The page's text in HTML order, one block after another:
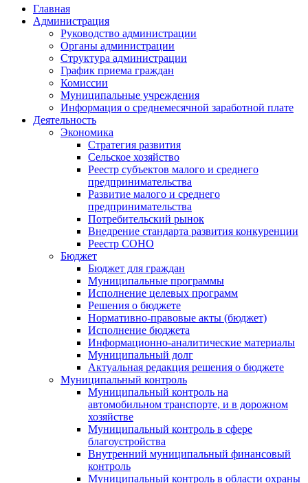
Главная
Администрация
Руководство администрации
Органы администрации
Структура администрации
График приема граждан
Комиссии
Муниципальные учреждения
Информация о среднемесячной заработной плате
Деятельность
Экономика
Стратегия развития
Сельское хозяйство
Реестр субъектов малого и среднего
предпринимательства
Развитие малого и среднего
предпринимательства
Потребительский рынок
Внедрение стандарта развития конкуренции
Реестр СОНО
Бюджет
Бюджет для граждан
Муниципальные программы
Исполнение целевых программ
Решения о бюджете
Нормативно-правовые акты (бюджет)
Исполнение бюджета
Информационно-аналитические материалы
Муниципальный долг
Актуальная редакция решения о бюджете
Муниципальный контроль
Муниципальный контроль на
автомобильном транспорте, и в дорожном
хозяйстве
Муниципальный контроль в сфере
благоустройства
Внутренний муниципальный финансовый
контроль
Муниципальный контроль в области охраны